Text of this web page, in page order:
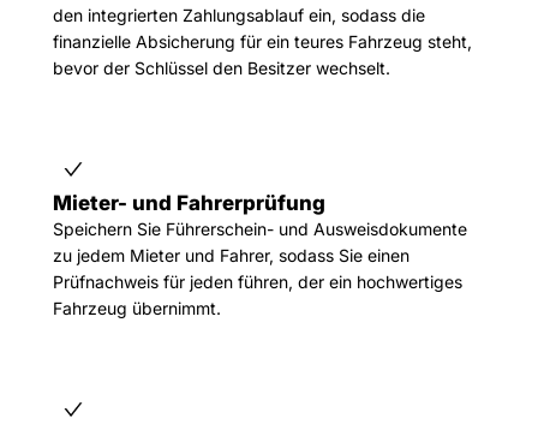
den integrierten Zahlungsablauf ein, sodass die
finanzielle Absicherung für ein teures Fahrzeug steht,
bevor der Schlüssel den Besitzer wechselt.
Mieter- und Fahrerprüfung
Speichern Sie Führerschein- und Ausweisdokumente
zu jedem Mieter und Fahrer, sodass Sie einen
Prüfnachweis für jeden führen, der ein hochwertiges
Fahrzeug übernimmt.